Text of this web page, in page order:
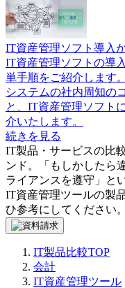
IT資産管理ソフト導入
IT資産管理ソフトの導
単手順をご紹介します
システムの社内周知の
と、IT資産管理ソフト
介いたします。
続きを見る
IT製品・サービスの比
ンド。「 もしかしたら
ライアンスを遵守 」と
IT資産管理ツールの製
ひ参考にしてください。
IT製品比較TOP
会計
IT資産管理ツール